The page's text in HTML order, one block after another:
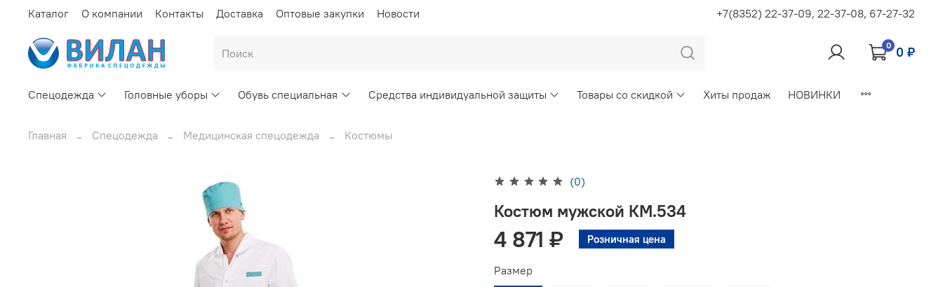
Каталог О компании Контакты Доставка Оптовые закупки Новости +7(8352) 22-37-09, 22-37-08, 67-27-32
0 0 ₽
Спецодежда Головные уборы Обувь специальная Средства индивидуальной защиты Товары со скидкой Хиты продаж НОВИНКИ
Главная Спецодежда Медицинская спецодежда Костюмы
(0)
Костюм мужской КМ.534
4 871 ₽ Розничная цена
Размер